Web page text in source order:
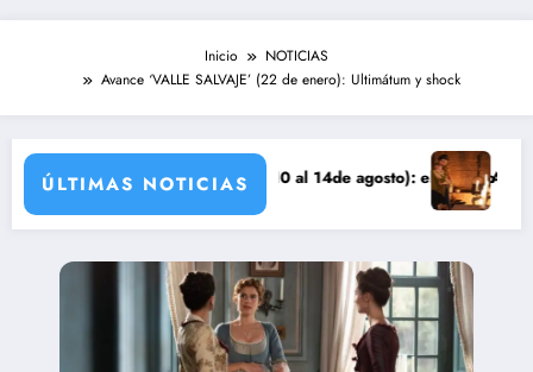
Inicio
NOTICIAS
Avance ‘VALLE SALVAJE’ (22 de enero): Ultimátum y shock
ÚLTIMAS NOTICIAS
DE LIBERTAD’ (del 10 al 14de agosto): el secreto de Tasio sale a
Avance VALLE